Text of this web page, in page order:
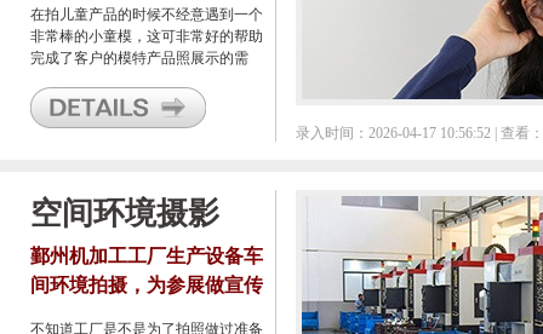
在拍儿童产品的时候不经意遇到一个
非常棒的小童模，这可非常好的帮助
完成了客户的模特产品照展示的需
录入时间：2026-04-17 10:56:52 | 查看
空间环境摄影
鄞州机加工工厂生产设备车
间环境拍摄，为参展做宣传
不知道工厂是不是为了拍照做过准备